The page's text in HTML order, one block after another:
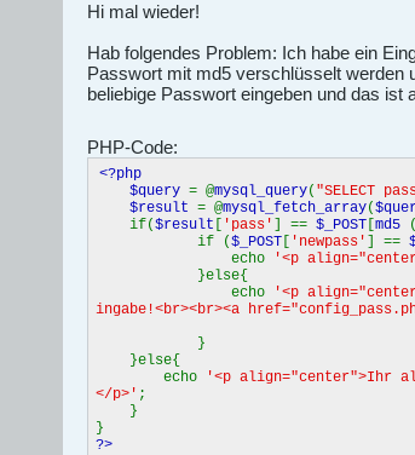
Hi mal wieder!
Hab folgendes Problem: Ich habe ein
Passwort mit md5 verschlüsselt werden
beliebige Passwort eingeben und das
PHP-Code:
<?php
$query = @mysql_query( "SELECT
$result = @mysql_fetch_array(
if($result 'pass' ] == $_POST md5 (
if ($_POST 'newpass' ] ==
echo
'<p
}else{
echo
'<p
ingabe!<br><br><a
}
}else{
echo
'<p align="center">Ihr
</p>' ;
}
}
?>